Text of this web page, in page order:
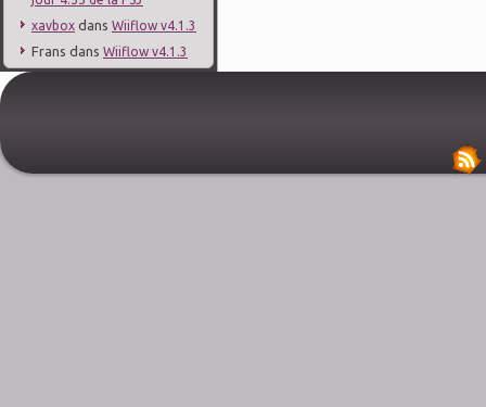
xavbox dans Wiiflow v4.1.3
Frans dans Wiiflow v4.1.3